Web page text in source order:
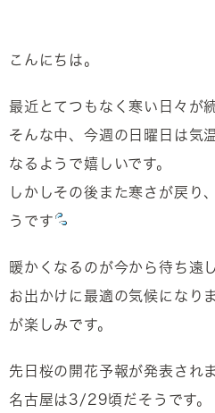
こんにちは。
最近とてつもなく寒い日々が
そんな中、今週の日曜日は気
なるようで嬉しいです。
しかしその後また寒さが戻り
うです
暖かくなるのが今から待ち遠
お出かけに最適の気候になり
が楽しみです。
先日桜の開花予報が発表され
名古屋は3/29頃だそうです。